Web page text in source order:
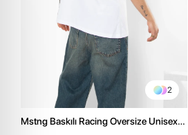
2
Mstng Baskılı Racing Oversize Unisex